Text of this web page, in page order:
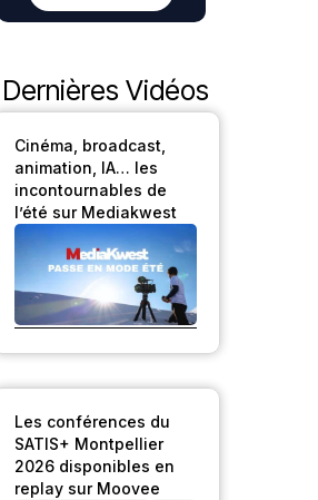
Dernières Vidéos
Cinéma, broadcast,
animation, IA… les
incontournables de
l’été sur Mediakwest
Les conférences du
SATIS+ Montpellier
2026 disponibles en
replay sur Moovee